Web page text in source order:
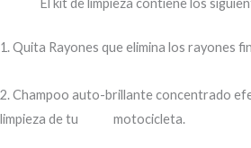
El kit de limpieza contiene los
1. Quita Rayones que elimina los rayones
2. Champoo auto-brillante concentrado
limpieza de tu motocicleta.